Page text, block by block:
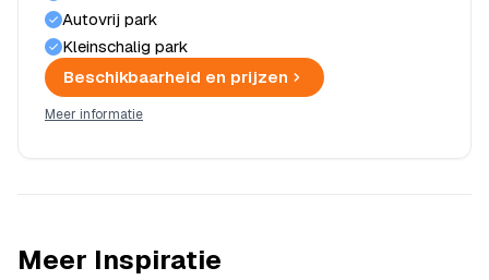
Autovrij park
Kleinschalig park
Beschikbaarheid en prijzen
Meer informatie
Meer Inspiratie